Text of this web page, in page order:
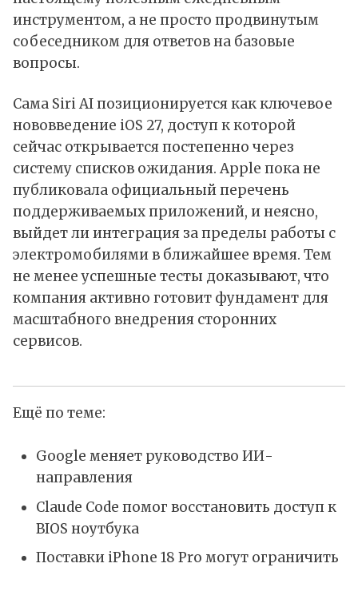
инструментом, а не просто продвинутым
собеседником для ответов на базовые
вопросы.
Сама Siri AI позиционируется как ключевое
нововведение iOS 27, доступ к которой
сейчас открывается постепенно через
систему списков ожидания. Apple пока не
публиковала официальный перечень
поддерживаемых приложений, и неясно,
выйдет ли интеграция за пределы работы с
электромобилями в ближайшее время. Тем
не менее успешные тесты доказывают, что
компания активно готовит фундамент для
масштабного внедрения сторонних
сервисов.
Ещё по теме:
Google меняет руководство ИИ-
направления
Claude Code помог восстановить доступ к
BIOS ноутбука
Поставки iPhone 18 Pro могут ограничить